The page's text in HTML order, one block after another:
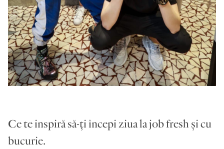
Ce te inspiră să-ți începi ziua la job fresh și cu
bucurie.